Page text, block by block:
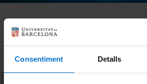
Consentiment Detalls
Ordenar